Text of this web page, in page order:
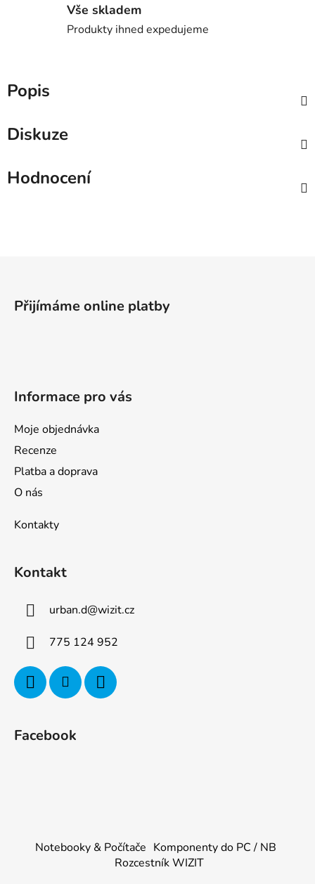
Vše skladem
Produkty ihned expedujeme
Popis
Diskuze
Hodnocení
Přijímáme online platby
Informace pro vás
Moje objednávka
Recenze
Platba a doprava
O nás
Kontakty
Kontakt
urban.d@wizit.cz
775 124 952
Facebook
Notebooky & Počítače Komponenty do PC / NB
Rozcestník WIZIT